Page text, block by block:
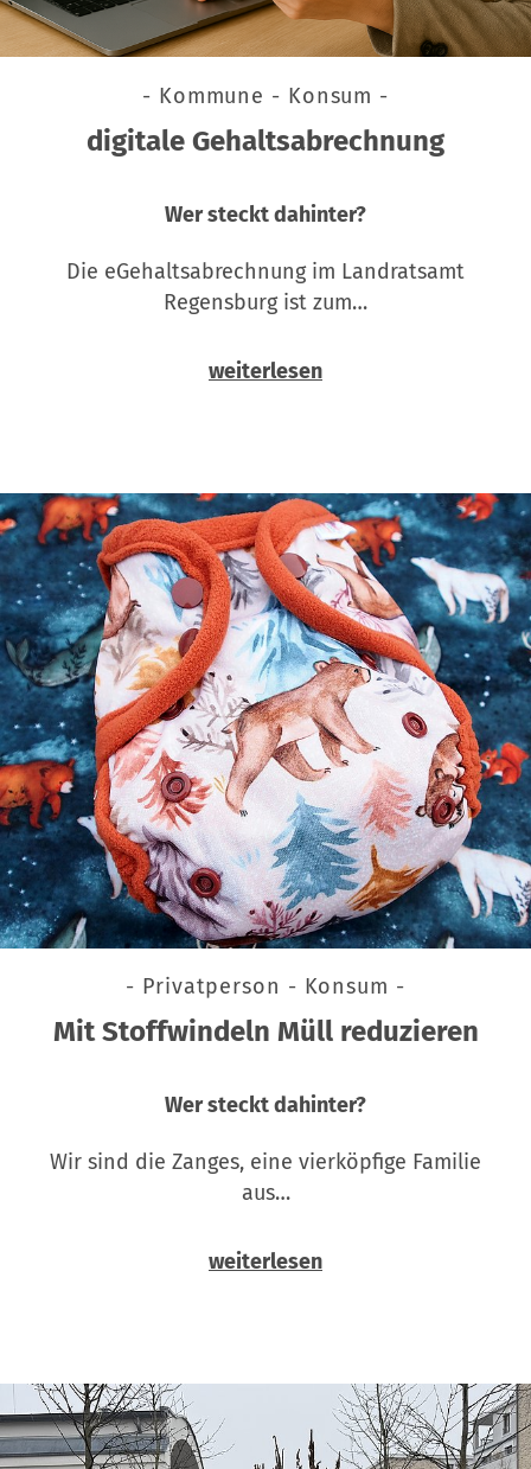
- Kommune - Konsum -
digitale Gehaltsabrechnung
Wer steckt dahinter?
Die eGehaltsabrechnung im Landratsamt
Regensburg ist zum…
weiterlesen
- Privatperson - Konsum -
Mit Stoffwindeln Müll reduzieren
Wer steckt dahinter?
Wir sind die Zanges, eine vierköpfige Familie
aus…
weiterlesen